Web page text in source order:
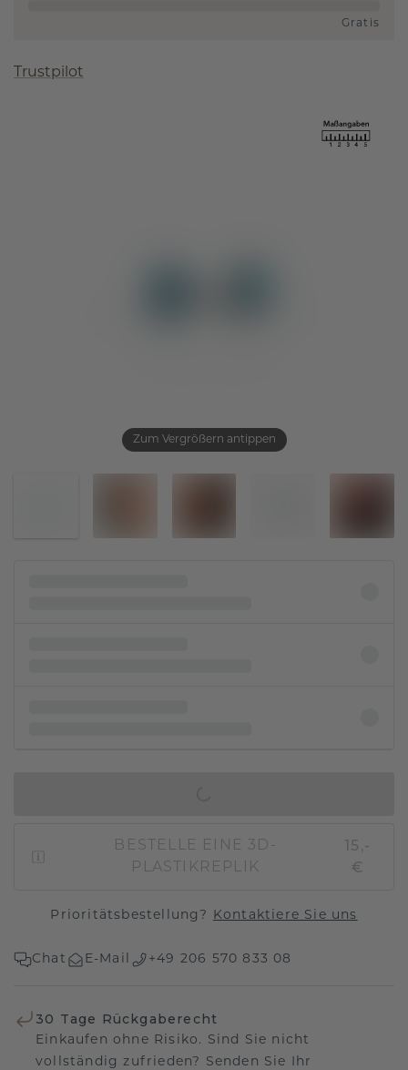
Zum Vergrößern antippen
Gratis
Trustpilot
BESTELLE EINE 3D-
PLASTIKREPLIK
15,-
€
Prioritätsbestellung? Kontaktiere Sie uns
Chat E-Mail +49 206 570 833 08
30 Tage Rückgaberecht
Einkaufen ohne Risiko. Sind Sie nicht
vollständig zufrieden? Senden Sie Ihr